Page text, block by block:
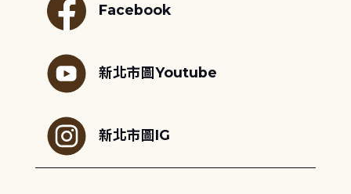
Facebook
新北市圖Youtube
新北市圖IG